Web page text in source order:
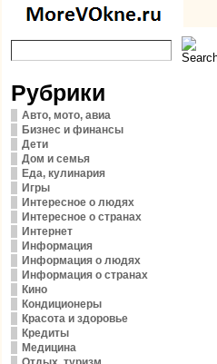
Рубрики
Авто, мото, авиа
Бизнес и финансы
Дети
Дом и семья
Еда, кулинария
Игры
Интересное о людях
Интересное о странах
Интернет
Информация
Информация о людях
Информация о странах
Кино
Кондиционеры
Красота и здоровье
Кредиты
Медицина